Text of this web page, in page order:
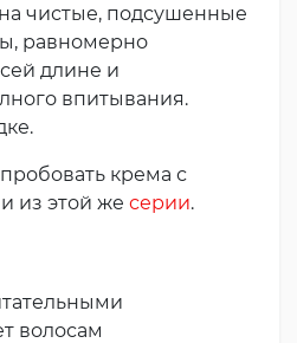
чистые, подсушенные
равномерно
длине и
впитывания.
крема с
из этой же серии.
волосам